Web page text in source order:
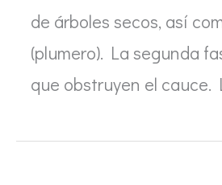
de árboles secos, así
(plumero). La segunda
que obstruyen el